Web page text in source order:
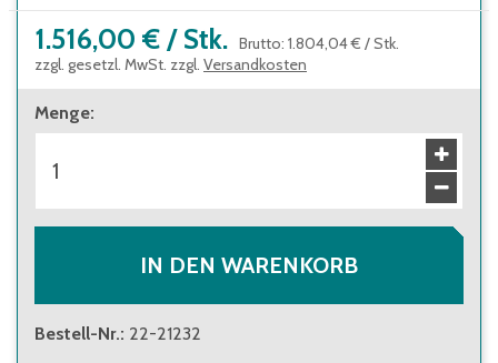
1.516,00 € / Stk. Brutto: 1.804,04 € /Stk.
zzgl. gesetzl. MwSt. zzgl. Versandkosten
Menge:
IN DEN WARENKORB
Bestell-Nr.: 22-21232